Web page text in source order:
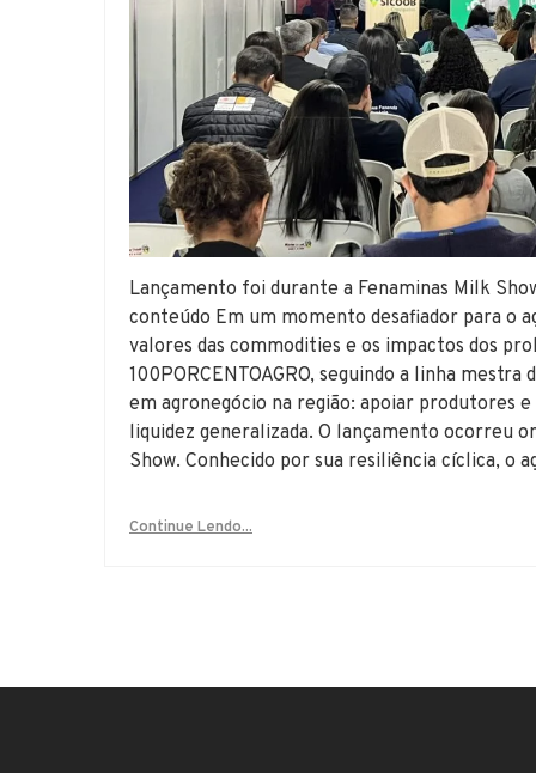
Lançamento foi durante a Fenaminas Milk
conteúdo Em um momento desafiador para o
valores das commodities e os impactos dos
100PORCENTOAGRO, seguindo a linha
em agronegócio na região: apoiar produtores
liquidez generalizada. O lançamento ocorreu
Show. Conhecido por sua resiliência cíclica, o
Continue Lendo...